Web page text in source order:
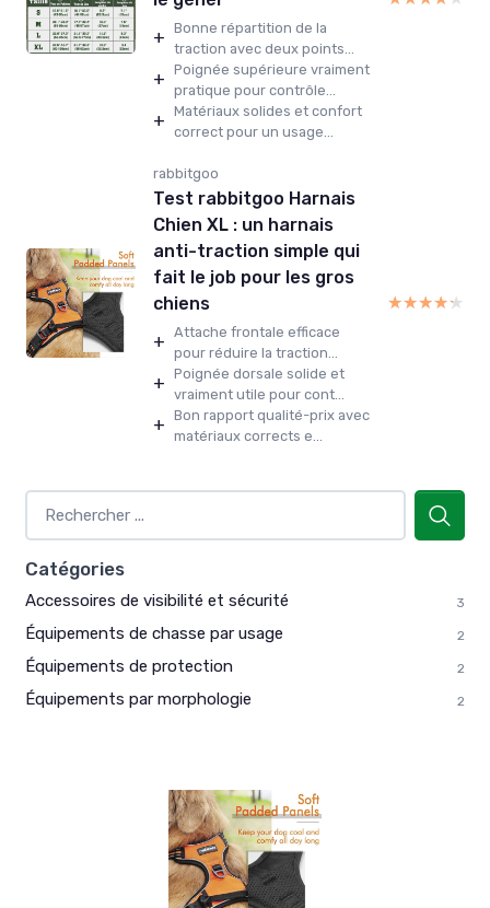
+ Bonne répartition de la
traction avec deux points...
+ Poignée supérieure vraiment
pratique pour contrôle...
+ Matériaux solides et confort
correct pour un usage...
rabbitgoo
Test rabbitgoo Harnais
Chien XL : un harnais
anti-traction simple qui
fait le job pour les gros
chiens
+ Attache frontale efficace
pour réduire la traction...
+ Poignée dorsale solide et
vraiment utile pour cont...
+ Bon rapport qualité-prix avec
matériaux corrects e...
★★★★★
★★★★★
Catégories
Accessoires de visibilité et sécurité 3
Équipements de chasse par usage 2
Équipements de protection 2
Équipements par morphologie 2